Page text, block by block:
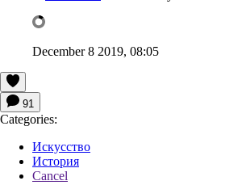
December 8 2019, 08:05
91
Categories:
Искусство
История
Cancel